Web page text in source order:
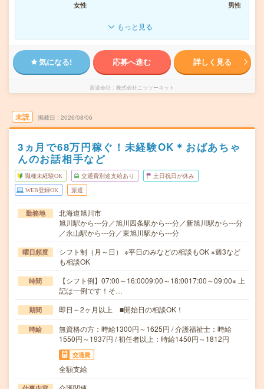
女性
男性
もっと見る
気になる! 応募へ進む 詳しく見る
派遣会社 株式会社ニッソーネット
未読 掲載日 2026/08/06
3ヵ月で68万円稼ぐ！未経験OK＊おばあちゃ
んのお話相手など
職種未経験OK 交通費別途支給あり 土日祝日が休み
WEB登録OK 派遣
勤務地
北海道旭川市
旭川駅から---分／旭川四条駅から---分／新旭川駅から---分
／永山駅から---分／東旭川駅から---分
曜日頻度
シフト制（月～日） ※平日のみなどの相談もOK ※週3など
も相談OK
時間
【シフト例】07:00～16:0009:00～18:0017:00～09:00※ 上
記は一例です！そ…
期間 即日～2ヶ月以上 ■開始日の相談OK！
時給
無資格の方：時給1300円～1625円 / 介護福祉士：時給
1550円～1937円 / 初任者以上：時給1450円～1812円
交通費
全額支給